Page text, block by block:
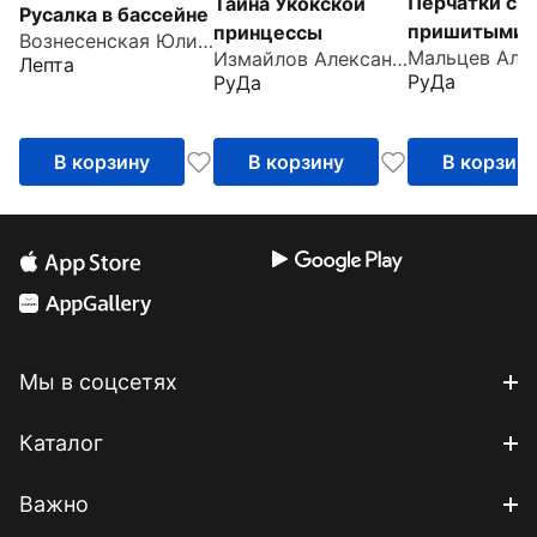
Русалка в бассейне
Вознесенская Юлия Николаевна
Лепта
В корзину
принцессы
Измайлов Александр
РуДа
В корзину
пришитыми
пальцами
РуДа
В корзину
Мы в соцсетях
Каталог
Важно